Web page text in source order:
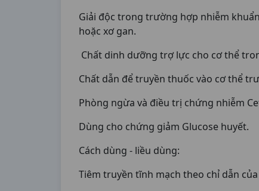
Giải độc trong trường hợp nhiễm
hoặc xơ gan.
Chất dinh dưỡng trợ lực cho cơ thể
Chất dẫn để truyền thuốc vào cơ thể
Phòng ngừa và điều trị chứng nhiễm
Dùng cho chứng giảm Glucose huyết.
Cách dùng - liều dùng:
Tiêm truyền tĩnh mạch theo chỉ dẫn